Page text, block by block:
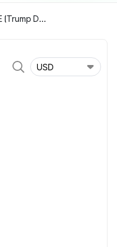
TRUMPDOGE (Trump Doge)
USD